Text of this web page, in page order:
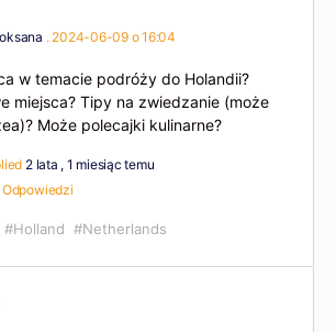
. 2024-06-09 o 16:04
w temacie podróży do Holandii?
miejsca? Tipy na zwiedzanie (może
Może polecajki kulinarne?
2 lata , 1 miesiąc temu
#Holland #Netherlands